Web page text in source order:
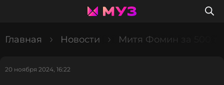
Главная Новости Митя Фомин за 500
20 ноября 2024, 16:22